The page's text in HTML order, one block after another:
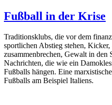
Fußball in der Krise
Traditionsklubs, die vor dem
sportlichen Abstieg stehen,
zusammenbrechen, Gewalt in den
Nachrichten, die wie ein
Fußballs hängen. Eine
Fußballs am Beispiel Italiens.